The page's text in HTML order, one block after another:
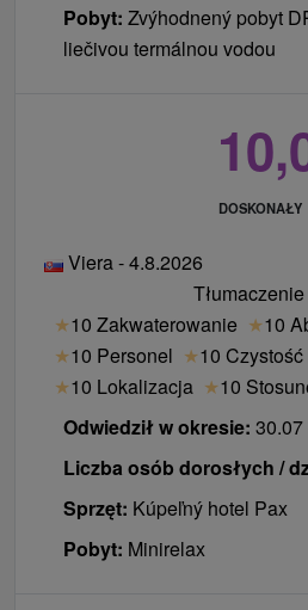
Pobyt: Zvýhodnený pobyt
liečivou termálnou vodou
DOSKONAŁY
Viera - 4.8.2026
★10 Zakwaterowanie ★10
★10 Personel ★10 Czystość
★10 Lokalizacja ★10
Odwiedził w okresie: 30.07
Liczba osób dorosłych /
Sprzęt: Kúpeľný hotel Pax
Pobyt: Minirelax